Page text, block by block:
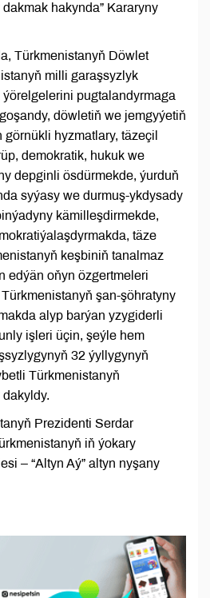
hakynda” Kararyny
Türkmenistanyň Döwlet
milli garaşsyzlyk
pugtalandyrmaga
döwletiň we jemgyýetiň
hyzmatlary, täzeçil
demokratik, hukuk we
depginli ösdürmekde, ýurduň
syýasy we durmuş-ykdysady
kämilleşdirmekde,
täze
keşbiniň tanalmaz
edýän oňyn özgertmeleri
şan-şöhratyny
alyp barýan yzygiderli
işleri üçin, şeýle hem
32 ýyllygynyň
Türkmenistanyň
Prezidenti Serdar
iň ýokary
– “Altyn Aý” altyn nyşany